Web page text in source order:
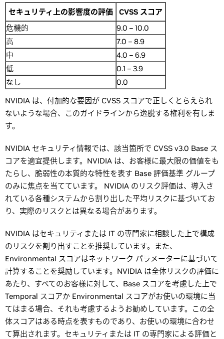
セキュリティ上の影響度の評価
CVSS スコア
危機的
9.0 – 10.0
高
7.0 – 8.9
中
4.0 – 6.9
低
0.1 – 3.9
なし
0.0
NVIDIA は、付加的な要因が CVSS スコアで正しくとらえられ
ないような場合、このガイドラインから逸脱する権利を有しま
す。
NVIDIA セキュリティ情報では、該当箇所で CVSS v3.0 Base ス
コアを適宜提供します。NVIDIA は、お客様に最大限の価値をも
たらし、脆弱性の本質的な特性を表す Base 評価基準 グループ
のみに焦点を当てています。 NVIDIA のリスク評価は、導入さ
れている各種システムから割り出した平均リスクに基づいてお
り、実際のリスクとは異なる場合があります。
NVIDIA はセキュリティまたは IT の専門家に相談した上で構成
のリスクを割り出すことを推奨しています。また、
Environmental スコアはネットワーク パラメーターに基づいて
計算することを奨励しています。NVIDIA は全体リスクの評価に
あたり、すべてのお客様に対して、Base スコアを考慮した上で
Temporal スコアか Environmental スコアがお使いの環境に当
てはまる場合、それも考慮するようお勧めしています。この全
体スコアはある時点を表すものであり、お使いの環境に合わせ
て算出されます。セキュリティまたは IT の専門家による評価と